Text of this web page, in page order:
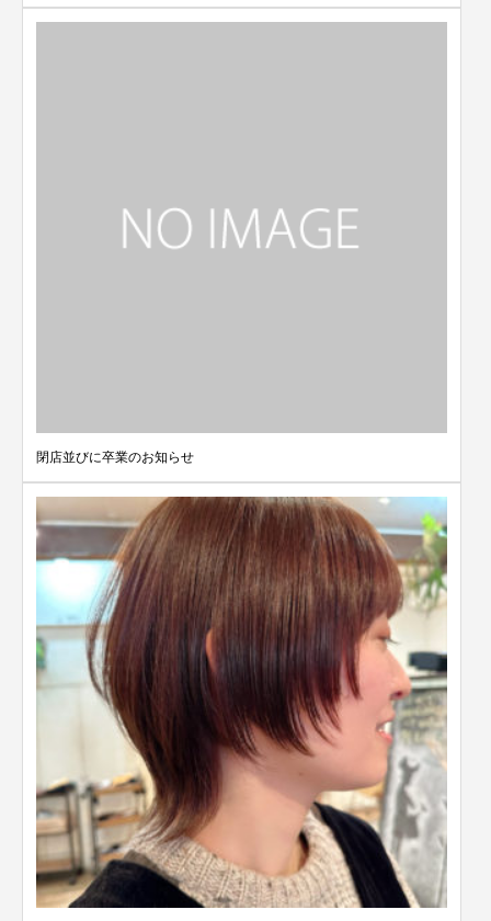
閉店並びに卒業のお知らせ